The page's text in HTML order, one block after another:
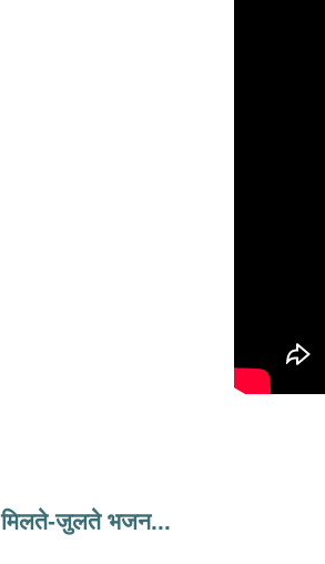
मिलते-जुलते भजन...